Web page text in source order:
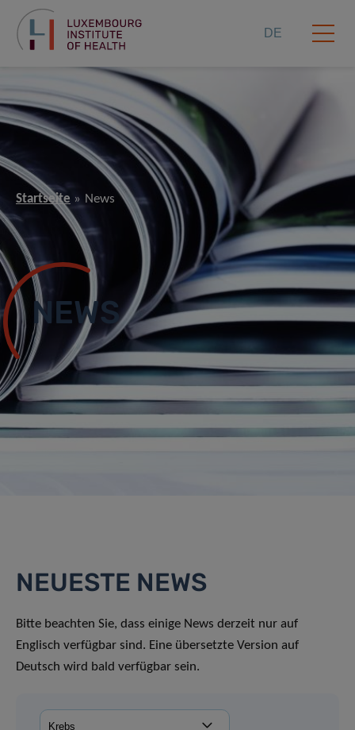
DE
Startseite News
NEWS
NEUESTE NEWS
Bitte beachten Sie, dass einige News derzeit nur auf
Englisch verfügbar sind. Eine übersetzte Version auf
Deutsch wird bald verfügbar sein.